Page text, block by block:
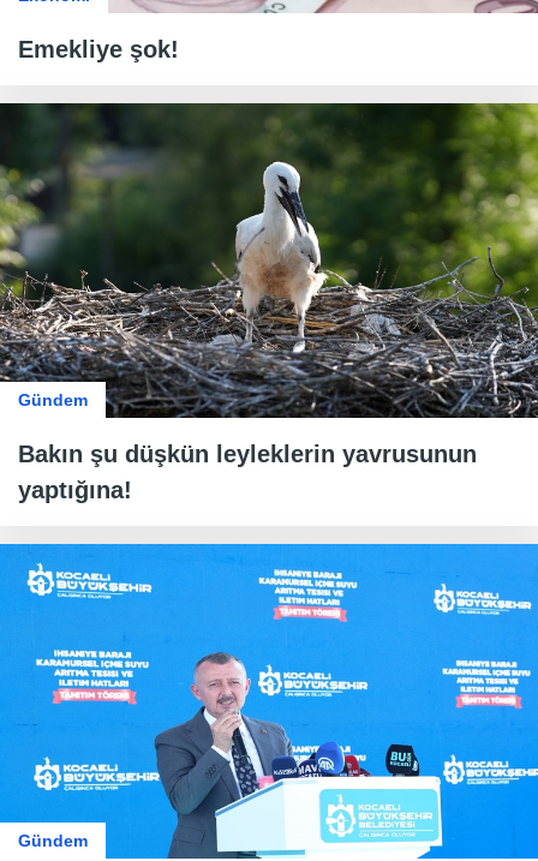
Emekliye şok!
Gündem
Bakın şu düşkün leyleklerin yavrusunun
yaptığına!
Gündem